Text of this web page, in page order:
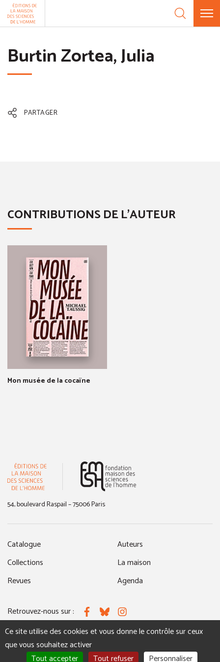
Aller au contenu
Burtin Zortea, Julia
PARTAGER
CONTRIBUTIONS DE L'AUTEUR
Mon musée de la cocaïne
54, boulevard Raspail – 75006 Paris
Catalogue
Collections
Revues
Auteurs
La maison
Agenda
Retrouvez-nous sur : FacebookBlueskyInstagram
MENTIONS LÉGALES NOUS CONTACTER
Panneau de gestion des cookies
Ce site utilise des cookies et vous donne le contrôle sur ceux
que vous souhaitez activer
Tout accepter
Tout refuser Personnaliser